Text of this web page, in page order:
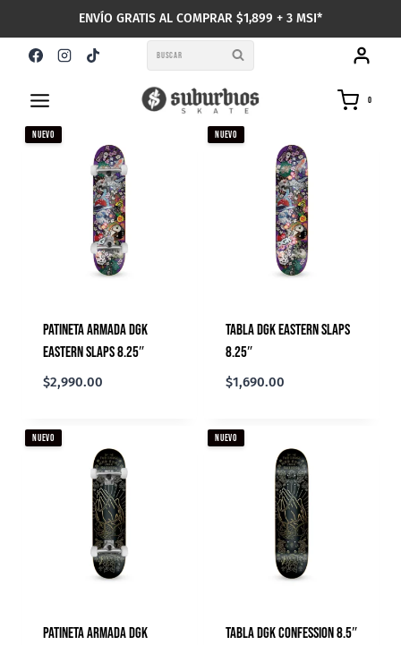
contenido
ENVÍO GRATIS AL COMPRAR $1,899 + 3 MSI*
BUSCAR
0
NUEVO
Patineta Armada DGK
Eastern Slaps 8.25″
$2,990.00
NUEVO
Tabla DGK Eastern Slaps
8.25″
$1,690.00
NUEVO
Patineta Armada DGK
NUEVO
Tabla DGK Confession 8.5″